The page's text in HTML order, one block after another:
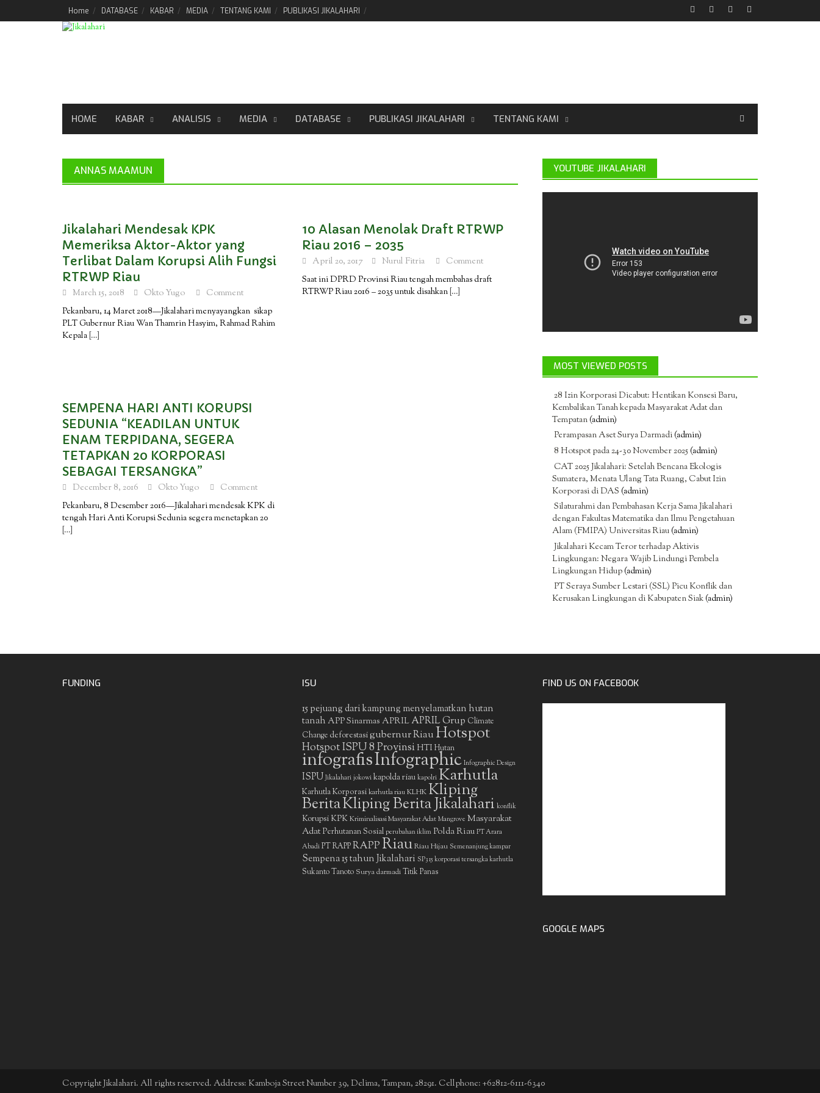
Home DATABASE KABAR MEDIA TENTANG KAMI PUBLIKASI JIKALAHARI
HOME KABAR ANALISIS MEDIA DATABASE PUBLIKASI JIKALAHARI TENTANG KAMI
ANNAS MAAMUN
Jikalahari Mendesak KPK
Memeriksa Aktor-Aktor yang
Terlibat Dalam Korupsi Alih Fungsi
RTRWP Riau
March 15, 2018 Okto Yugo
Comment
Pekanbaru, 14 Maret 2018—Jikalahari menyayangkan sikap
PLT Gubernur Riau Wan Thamrin Hasyim, Rahmad Rahim
Kepala […]
10 Alasan Menolak Draft RTRWP
Riau 2016 – 2035
April 20, 2017 Nurul Fitria
Comment
Saat ini DPRD Provinsi Riau tengah membahas draft
RTRWP Riau 2016 – 2035 untuk disahkan […]
SEMPENA HARI ANTI KORUPSI
SEDUNIA “KEADILAN UNTUK
ENAM TERPIDANA, SEGERA
TETAPKAN 20 KORPORASI
SEBAGAI TERSANGKA”
December 8, 2016 Okto Yugo
Comment
Pekanbaru, 8 Desember 2016—Jikalahari mendesak KPK di
tengah Hari Anti Korupsi Sedunia segera menetapkan 20
[…]
YOUTUBE JIKALAHARI
MOST VIEWED POSTS
28 Izin Korporasi Dicabut: Hentikan Konsesi Baru,
Kembalikan Tanah kepada Masyarakat Adat dan
Tempatan(admin)
Perampasan Aset Surya Darmadi(admin)
8 Hotspot pada 24-30 November 2025(admin)
CAT 2025 Jikalahari: Setelah Bencana Ekologis
Sumatera, Menata Ulang Tata Ruang, Cabut Izin
Korporasi di DAS (admin)
Silaturahmi dan Pembahasan Kerja Sama Jikalahari
dengan Fakultas Matematika dan Ilmu Pengetahuan
Alam (FMIPA) Universitas Riau(admin)
Jikalahari Kecam Teror terhadap Aktivis
Lingkungan: Negara Wajib Lindungi Pembela
Lingkungan Hidup(admin)
PT Seraya Sumber Lestari (SSL) Picu Konflik dan
Kerusakan Lingkungan di Kabupaten Siak(admin)
FUNDING ISU
15 pejuang dari kampung menyelamatkan hutan
tanah APP Sinarmas APRIL APRIL Grup Climate
Change deforestasigubernur RiauHotspot
Hotspot ISPU 8 ProvinsiHTIHutan
infografisInfographic Infographic Design
ISPU Jikalahari jokowi kapolda riau kapolri Karhutla
Karhutla Korporasi karhutla riau KLHKKliping
BeritaKliping Berita Jikalahari konflik
Korupsi KPK Kriminalisasi Masyarakat Adat Mangrove Masyarakat
AdatPerhutanan Sosial perubahan iklim Polda Riau PT Arara
Abadi PT RAPPRAPPRiauRiau Hijau Semenanjung kampar
Sempena 15 tahun Jikalahari SP3 15 korporasi tersangka karhutla
Sukanto Tanoto Surya darmadiTitik Panas
FIND US ON FACEBOOK
GOOGLE MAPS
Copyright Jikalahari. All rights reserved. Address: Kamboja Street Number 39, Delima, Tampan, 28291. Cellphone: +62812-6111-6340